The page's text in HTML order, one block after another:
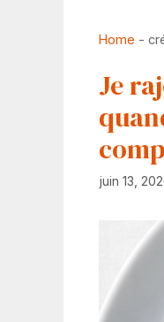
Home -
Je
juin 13,